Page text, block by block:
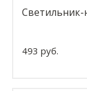
493 руб.